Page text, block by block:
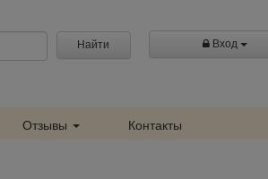
Найти Вход
Отзывы Контакты